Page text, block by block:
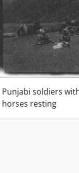
à área de
Punjabi soldiers
horses resting